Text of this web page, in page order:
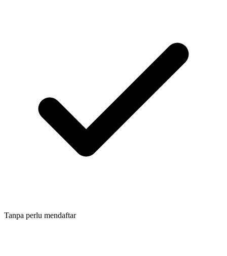
Tanpa perlu mendaftar